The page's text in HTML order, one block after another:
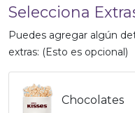
Selecciona
Puedes agregar algún
extras: (Esto es opcional)
Chocolates